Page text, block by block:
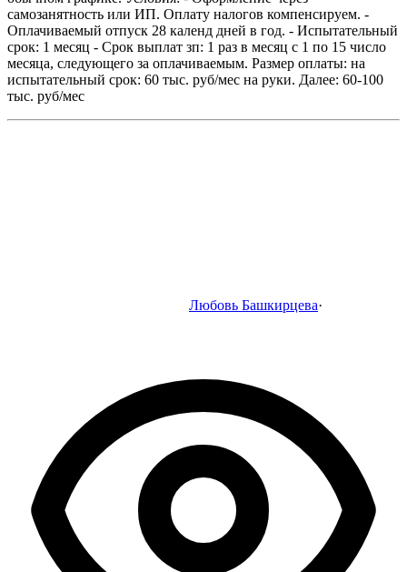
самозанятность или ИП. Оплату налогов компенсируем. -
Оплачиваемый отпуск 28 календ дней в год. - Испытательный
срок: 1 месяц - Срок выплат зп: 1 раз в месяц с 1 по 15 число
месяца, следующего за оплачиваемым. Размер оплаты: на
испытательный срок: 60 тыс. руб/мес на руки. Далее: 60-100
тыс. руб/мес
Любовь Башкирцева·